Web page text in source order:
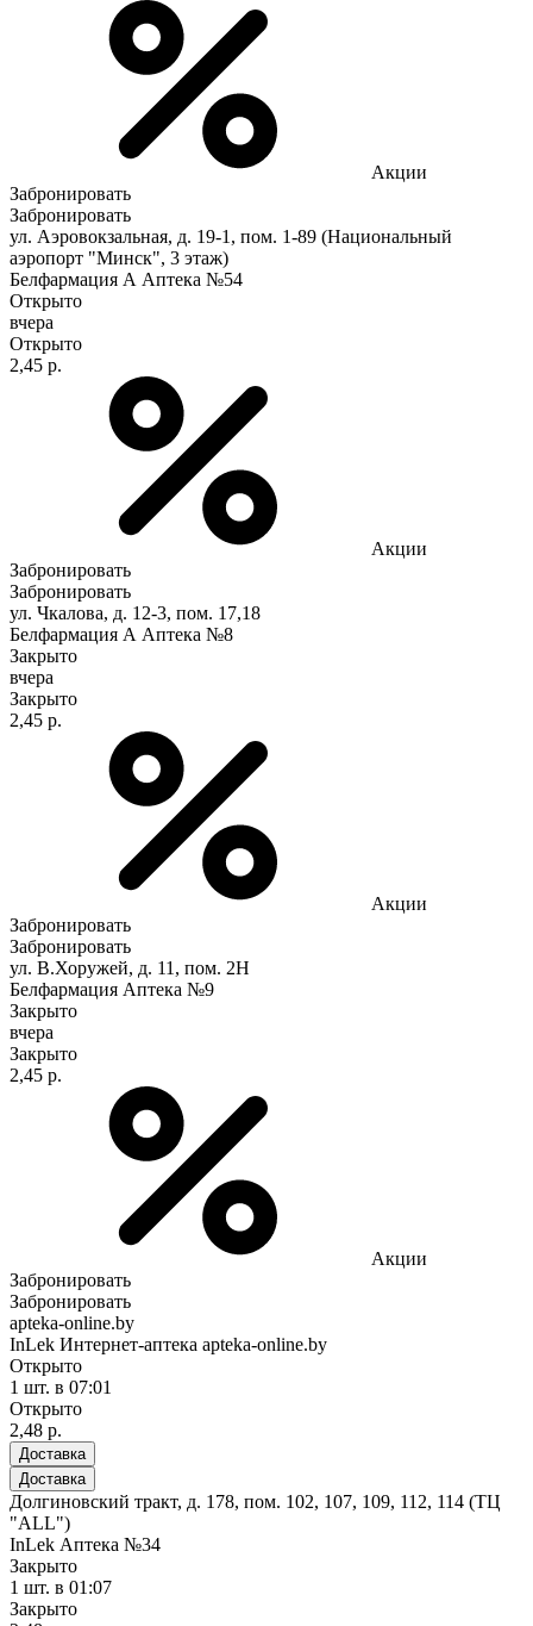
Акции
Забронировать
Забронировать
ул. Аэровокзальная, д. 19-1, пом. 1-89 (Национальный
аэропорт "Минск", 3 этаж)
Белфармация А Аптека №54
Открыто
вчера
Открыто
2,45 р.
Акции
Забронировать
Забронировать
ул. Чкалова, д. 12-3, пом. 17,18
Белфармация А Аптека №8
Закрыто
вчера
Закрыто
2,45 р.
Акции
Забронировать
Забронировать
ул. В.Хоружей, д. 11, пом. 2Н
Белфармация Аптека №9
Закрыто
вчера
Закрыто
2,45 р.
Акции
Забронировать
Забронировать
apteka-online.by
InLek Интернет-аптека apteka-online.by
Открыто
1 шт. в 07:01
Открыто
2,48 р.
Доставка
Доставка
Долгиновский тракт, д. 178, пом. 102, 107, 109, 112, 114 (ТЦ
"ALL")
InLek Аптека №34
Закрыто
1 шт. в 01:07
Закрыто